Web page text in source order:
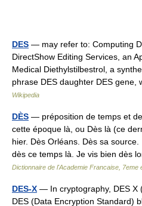
DES — may refer to: Computing
DirectShow Editing Services, an
Medical Diethylstilbestrol, a
phrase DES daughter DES
Wikipedia
DÈS — préposition de temps et
cette époque là, ou Dès là (ce
hier. Dès Orléans. Dès sa
dès ce temps là. Je vis bien dès
Dictionnaire de l'Academie Francaise, 7eme
DES-X — In cryptography, DES X
DES (Data Encryption Standard)